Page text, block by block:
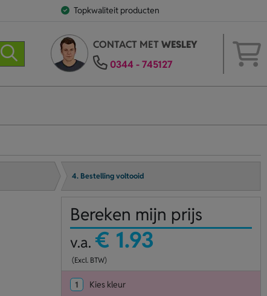
Topkwaliteit producten
CONTACT METWESLEY
0344 - 745127
4. Bestelling voltooid
Bereken mijn prijs
v.a. € 1.93
(Excl. BTW)
1 Kies kleur